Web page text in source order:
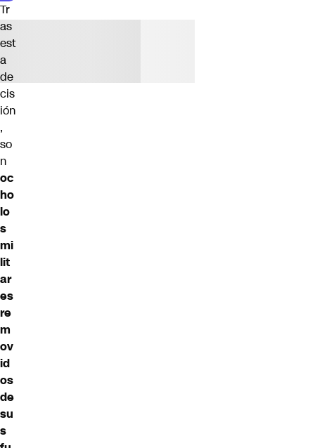
Tr
as
est
a
de
cis
ión
,
so
n
oc
ho
lo
s
mi
lit
ar
es
re
m
ov
id
os
de
su
s